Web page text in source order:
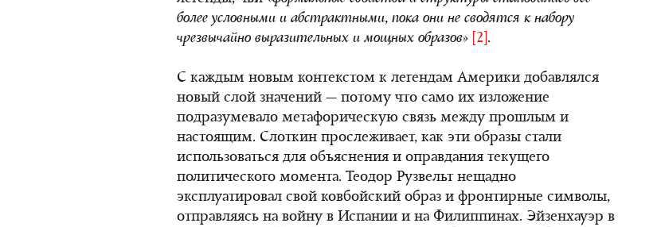
более условными и абстрактными, пока они не сводятся к набору
чрезвычайно выразительных и мощных образов»
[2] .
С каждым новым контекстом к легендам Америки добавлялся
новый слой значений — потому что само их изложение
подразумевало метафорическую связь между прошлым и
настоящим. Слоткин прослеживает, как эти образы стали
использоваться для объяснения и оправдания текущего
политического момента. Теодор Рузвельт нещадно
эксплуатировал свой ковбойский образ и фронтирные символы,
отправляясь на войну в Испании и на Филиппинах. Эйзенхауэр в